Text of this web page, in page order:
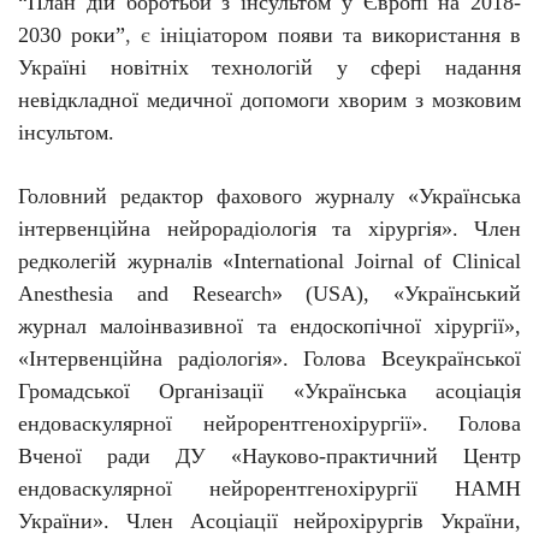
2030 роки”, є ініціатором появи та використання в
Україні новітніх технологій у сфері надання
невідкладної медичної допомоги хворим з мозковим
інсультом.
Головний редактор фахового журналу «Українська
інтервенційна нейрорадіологія та хірургія». Член
редколегій журналів «International Joirnal of Clinical
Anesthesia and Research» (USA), «Український
журнал малоінвазивної та ендоскопічної хірургії»,
«Інтервенційна радіологія». Голова Всеукраїнської
Громадської Організації «Українська асоціація
ендоваскулярної нейрорентгенохірургії». Голова
Вченої ради ДУ «Науково-практичний Центр
ендоваскулярної нейрорентгенохірургії НАМН
України». Член Асоціації нейрохірургів України,